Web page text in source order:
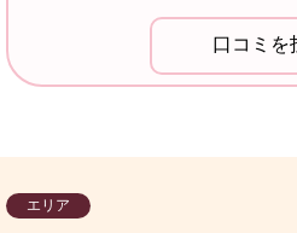
エリア